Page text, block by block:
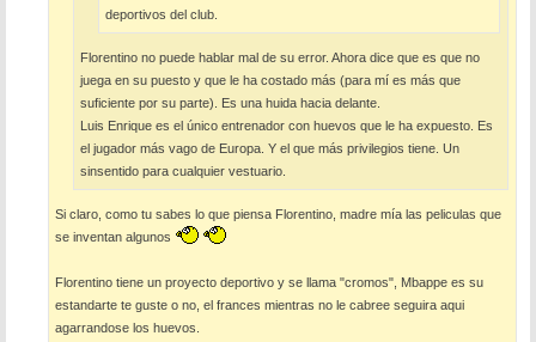
deportivos del club.
Florentino no puede hablar mal de su error. Ahora dice que es que no
juega en su puesto y que le ha costado más (para mí es más que
suficiente por su parte). Es una huida hacia delante.
Luis Enrique es el único entrenador con huevos que le ha expuesto. Es
el jugador más vago de Europa. Y el que más privilegios tiene. Un
sinsentido para cualquier vestuario.
Si claro, como tu sabes lo que piensa Florentino, madre mía las peliculas que
se inventan algunos
Florentino tiene un proyecto deportivo y se llama "cromos", Mbappe es su
estandarte te guste o no, el frances mientras no le cabree seguira aqui
agarrandose los huevos.